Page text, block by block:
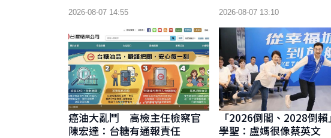
2026-08-07 14:55 2026-08-07 13:10
癌油大亂鬥 高檢主任檢察官
陳宏達：台糖有通報責任
「2026倒閣、2028倒
學聖：盧媽很像蔡英文